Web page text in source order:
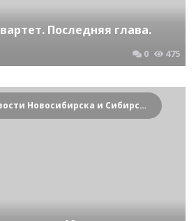
Последняя глава.
0 475
Криминальные новости Новосибирска и Сибирского региона